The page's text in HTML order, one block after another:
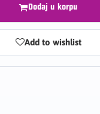
Dodaj u korpu
Add to wishlist